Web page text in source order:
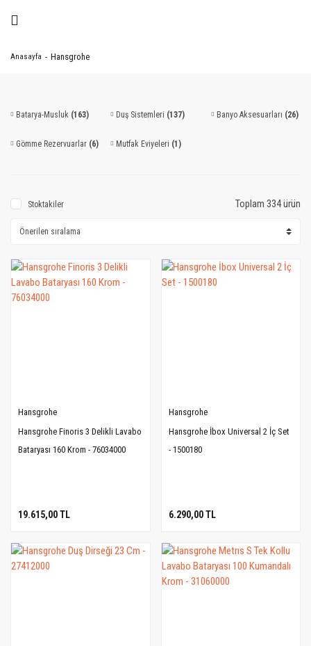
Anasayfa Hansgrohe
Batarya-Musluk (163) Duş Sistemleri (137) Banyo Aksesuarları (26)
Gömme Rezervuarlar (6) Mutfak Eviyeleri (1)
Stoktakiler Toplam 334 ürün
Hansgrohe
Hansgrohe Finoris 3 Delikli Lavabo
Bataryası 160 Krom - 76034000
19.615,00 TL
Hansgrohe
Hansgrohe İbox Universal 2 İç Set
- 1500180
6.290,00 TL